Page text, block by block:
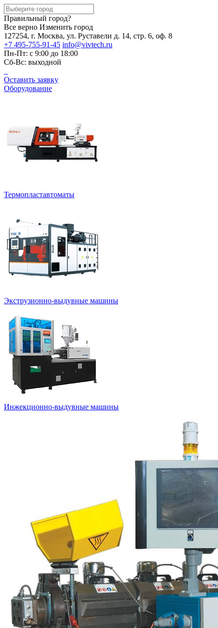
Правильный город?
Все верно Изменить город
127254, г. Москва, ул. Руставели д. 14, стр. 6, оф. 8
+7 495-755-91-45 info@vivtech.ru
Пн-Пт: с 9:00 до 18:00
Сб-Вс: выходной
Оставить заявку
Оборудование
Термопластавтоматы
Экструзионно-выдувные машины
Инжекционно-выдувные машины